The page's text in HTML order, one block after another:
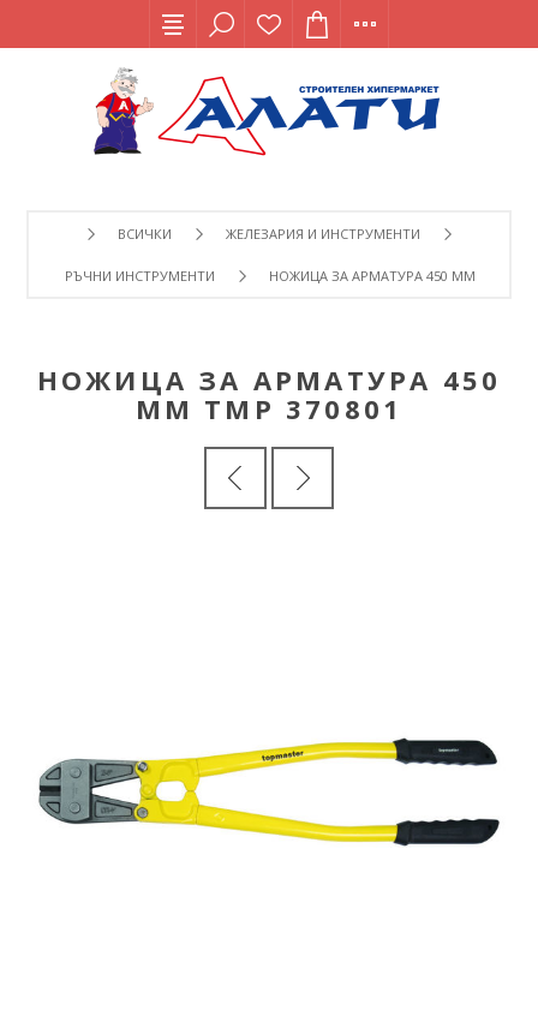
ВСИЧКИ ЖЕЛЕЗАРИЯ И ИНСТРУМЕНТИ
РЪЧНИ ИНСТРУМЕНТИ НОЖИЦА ЗА АРМАТУРА 450 ММ TMP
НОЖИЦА ЗА АРМАТУРА 450
ММ TMP 370801